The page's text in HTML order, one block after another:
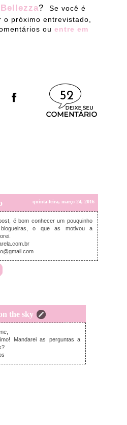
?
Se você é
próximo entrevistado,
ou entre em
52
quinta-feira, março 24, 2016
é bom conhecer um pouquinho
o que as motivou a
the sky
sexta-feira, março 25, 2016
Mandarei as perguntas a